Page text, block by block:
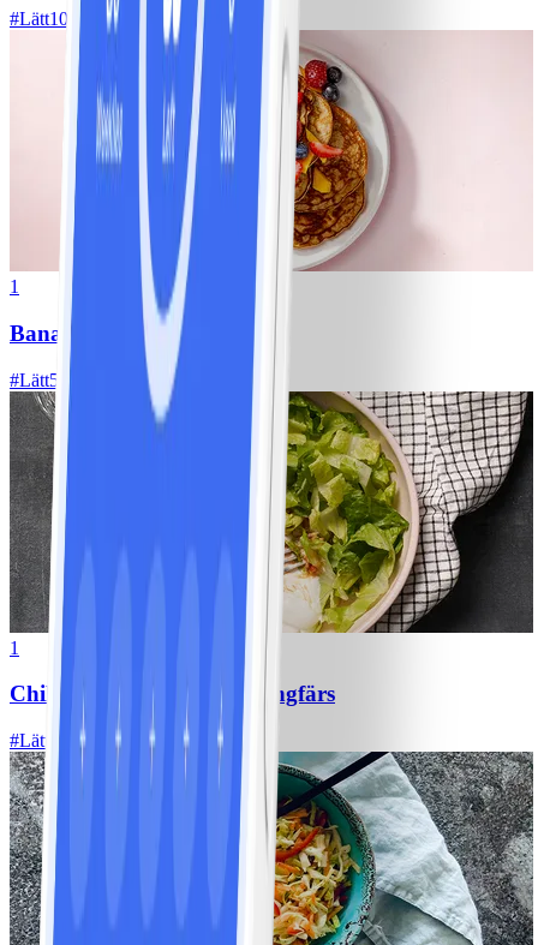
#Lätt10 MIN
1
Bananpannkakor
#Lätt5 MIN
1
Chili con carne med kycklingfärs
#Lätt